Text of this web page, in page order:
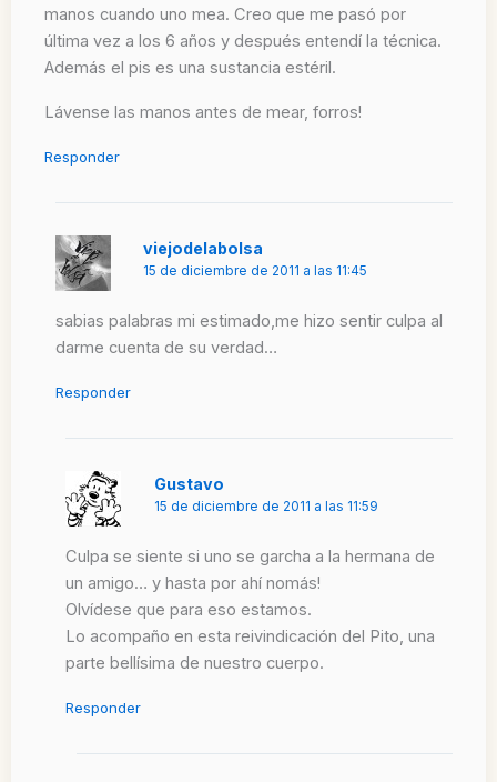
manos cuando uno mea. Creo que me pasó por
última vez a los 6 años y después entendí la técnica.
Además el pis es una sustancia estéril.
Lávense las manos antes de mear, forros!
Responder
viejodelabolsa
15 de diciembre de 2011 a las 11:45
sabias palabras mi estimado,me hizo sentir culpa al
darme cuenta de su verdad…
Responder
Gustavo
15 de diciembre de 2011 a las 11:59
Culpa se siente si uno se garcha a la hermana de
un amigo… y hasta por ahí nomás!
Olvídese que para eso estamos.
Lo acompaño en esta reivindicación del Pito, una
parte bellísima de nuestro cuerpo.
Responder